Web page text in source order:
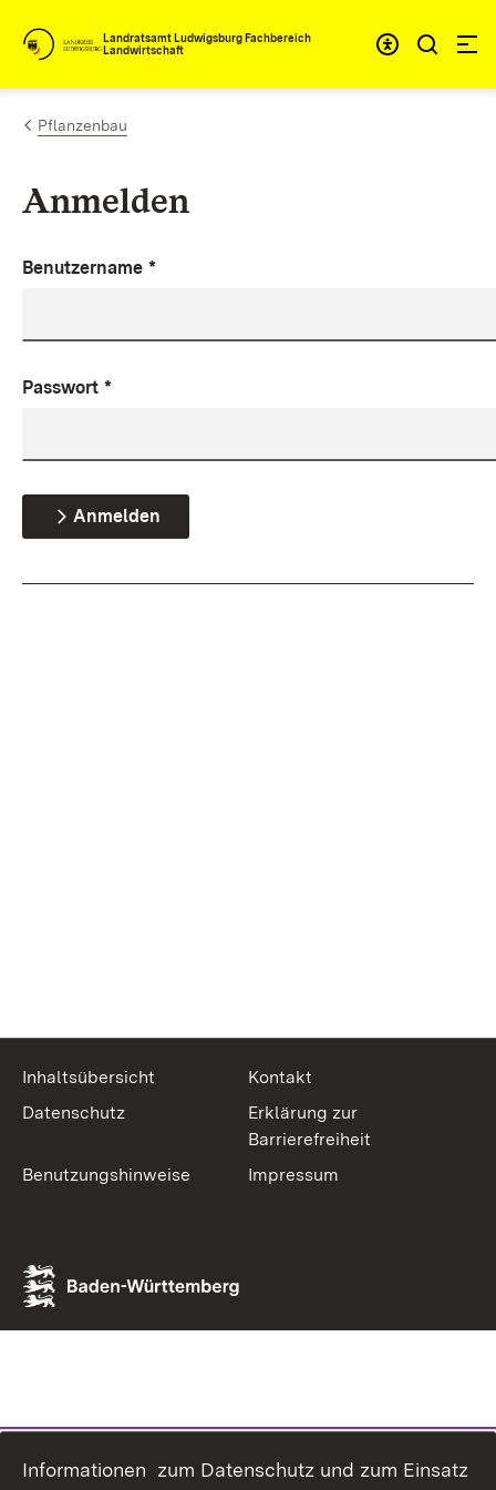
Zum Inhalt springen
Landratsamt Ludwigsburg Fachbereich
Landwirtschaft
Pflanzenbau
Anmelden
Benutzername *
Passwort *
Anmelden
Inhaltsübersicht
Kontakt
Datenschutz
Erklärung zur
Barrierefreiheit
Benutzungshinweise
Impressum
Informationen zum Datenschutz und zum Einsatz